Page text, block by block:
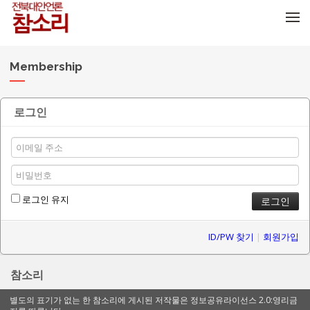
Membership
로그인
로그인 유지
ID/PW 찾기 | 회원가입
참소리
별도의 표기가 없는 한 참소리에 게시된 저작물은 정보공유라이선스 2.0:영리금